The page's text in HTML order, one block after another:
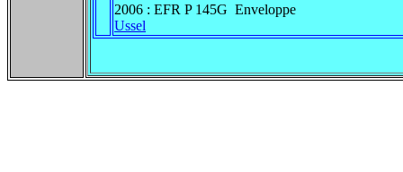
2006 : EFR P 145G Enveloppe
Ussel